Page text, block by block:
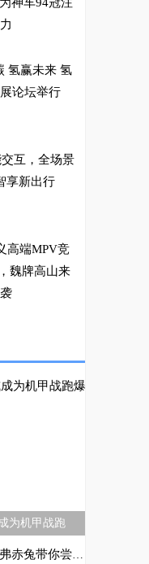
力
氢赢未来 氢
论坛举行
互，全场景
享新出行
高端MPV竞
魏牌高山来
袭
油耗玛奇朵D
上“黄金右
为机甲战跑
带你尝尝鲜！